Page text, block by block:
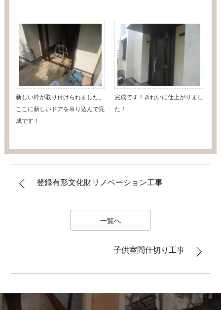
新しい枠が取り付けられました。
ここに新しいドアを吊り込んで完
成です！
完成です！きれいに仕上がりまし
た！
登録有形文化財リノベーション工事
一覧へ
子供室間仕切り工事